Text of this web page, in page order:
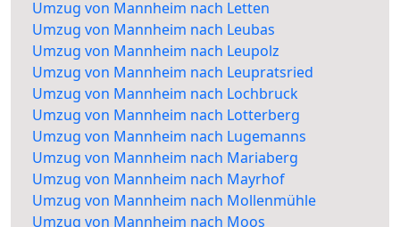
Umzug von Mannheim nach Letten
Umzug von Mannheim nach Leubas
Umzug von Mannheim nach Leupolz
Umzug von Mannheim nach Leupratsried
Umzug von Mannheim nach Lochbruck
Umzug von Mannheim nach Lotterberg
Umzug von Mannheim nach Lugemanns
Umzug von Mannheim nach Mariaberg
Umzug von Mannheim nach Mayrhof
Umzug von Mannheim nach Mollenmühle
Umzug von Mannheim nach Moos